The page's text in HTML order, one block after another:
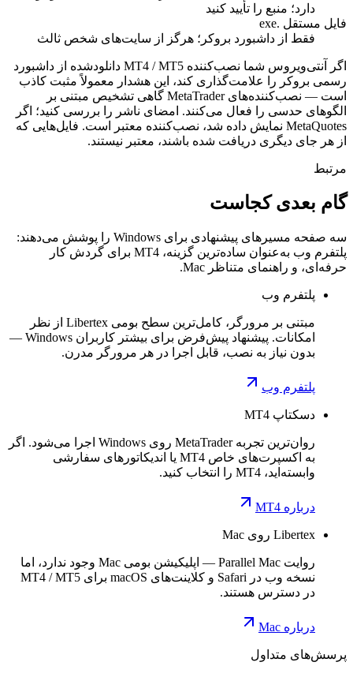
دارد؛ منبع را تأیید کنید
فایل مستقل .exe
فقط از داشبورد بروکر؛ هرگز از سایت‌های شخص ثالث
اگر آنتی‌ویروس شما نصب‌کننده MT4 / MT5 دانلودشده از داشبورد
رسمی بروکر را علامت‌گذاری کند، این هشدار معمولاً مثبت کاذب
است — نصب‌کننده‌های MetaTrader گاهی تشخیص مبتنی بر
الگوهای حدسی را فعال می‌کنند. امضای ناشر را بررسی کنید؛ اگر
MetaQuotes نمایش داده شد، نصب‌کننده معتبر است. فایل‌هایی که
از هر جای دیگری دریافت شده باشند، معتبر نیستند.
مرتبط
گام بعدی کجاست
سه صفحه مسیرهای پیشنهادی برای Windows را پوشش می‌دهند:
پلتفرم وب به‌عنوان ساده‌ترین گزینه، MT4 برای گردش کار
حرفه‌ای، و راهنمای متناظر Mac.
پلتفرم وب
مبتنی بر مرورگر، کامل‌ترین سطح بومی Libertex از نظر
امکانات. پیشنهاد پیش‌فرض برای بیشتر کاربران Windows —
بدون نیاز به نصب، قابل اجرا در هر مرورگر مدرن.
پلتفرم وب
دسکتاپ MT4
روان‌ترین تجربه MetaTrader روی Windows اجرا می‌شود. اگر
به اکسپرت‌های خاص MT4 یا اندیکاتورهای سفارشی
وابسته‌اید، MT4 را انتخاب کنید.
درباره MT4
Libertex روی Mac
روایت Parallel Mac — اپلیکیشن بومی Mac وجود ندارد، اما
نسخه وب در Safari و کلاینت‌های macOS برای MT4 / MT5
در دسترس هستند.
درباره Mac
پرسش‌های متداول